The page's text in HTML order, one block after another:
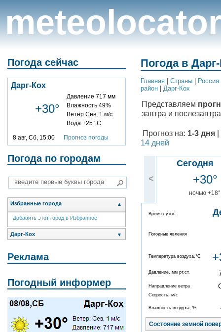
meteolocator
Погода сейчас
Дарг-Кох
+30°
Давление 717 мм
Влажность 49%
Ветер Сев, 1 м/с
Вода +25 °C
8 авг, Сб, 15:00 Прогноз погоды
Погода по городам
Избранные города ▲
Добавить этот город в Избранное
Дарг-Кох ▼
Реклама
Погодный информер
Погода в
Главная Cтраны Россия
район
Дарг-Кох
Представляем
завтра и
Прогноз на: 1-3 дня
14 дней
<
Сегодня
+30°
ночью +18°
Время суток
Погодные явления
Температура воздуха,°C
Давление, мм рт.ст.
Направление ветра
Скорость, м/с
Влажность воздуха, %
Состояние земной